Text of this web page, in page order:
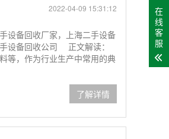
2022-04-09 15:31:12
设备回收厂家，上海二手设备
设备回收公司 正文解读：
等，作为行业生产中常用的典
了解详情
在
线
客
服